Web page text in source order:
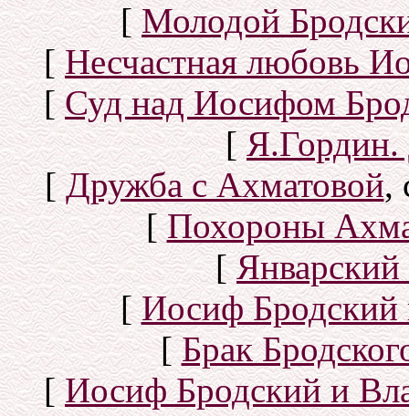
[Молодой
[Несчастная любовь
[Суд над Иосифом
[Я.Гордин.
[Дружба с Ахматовой,
[Похороны
[Январский
[Иосиф Бродский
[Брак
[Иосиф Бродский и